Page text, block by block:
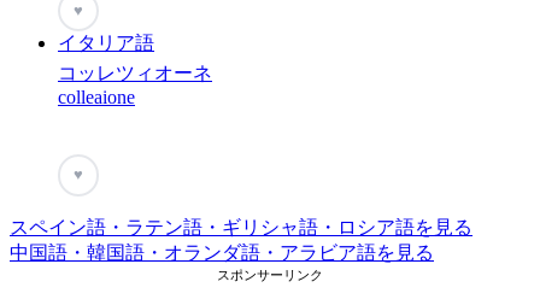
♥
イタリア語
コッレツィオーネ
colleaione
♥
スペイン語・ラテン語・ギリシャ語・ロシア語を見る
中国語・韓国語・オランダ語・アラビア語を見る
スポンサーリンク